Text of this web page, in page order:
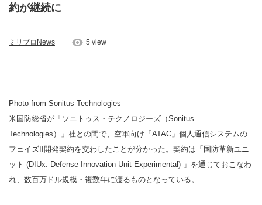
約が継続に
ミリブロNews 5 view
Photo from Sonitus Technologies
米国防総省が「ソニトゥス・テクノロジーズ（Sonitus
Technologies）」社との間で、空軍向け「ATAC」個人通信システムの
フェイズII開発契約を交わしたことが分かった。契約は「国防革新ユニ
ット (DIUx: Defense Innovation Unit Experimental) 」を通じておこなわ
れ、数百万ドル規模・複数年に渡るものとなっている。